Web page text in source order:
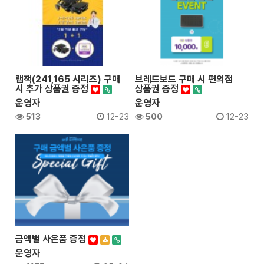
랩잭(241,165 시리즈) 구매
시 추가 상품권 증정
운영자
513 12-23
브레드보드 구매 시 편의점
상품권 증정
운영자
500 12-23
금액별 사은품 증정
운영자